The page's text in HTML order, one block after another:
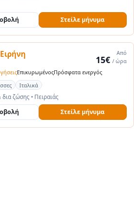
Στείλε μήνυμα
Από
15€ / ώρα
ΕπικυρωμένοςΠρόσφατα ενεργός
Ιταλικά
δια ζώσης •Πειραιάς
Στείλε μήνυμα